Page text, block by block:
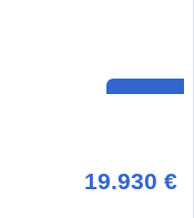
19.930 €